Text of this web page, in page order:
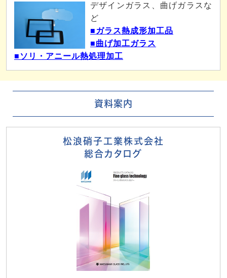
デザインガラス、曲げガラスな
ど
■ガラス熱成形加工品
■曲げ加工ガラス
■ソリ・アニール熱処理加工
資料案内
松浪硝子工業株式会社
総合カタログ